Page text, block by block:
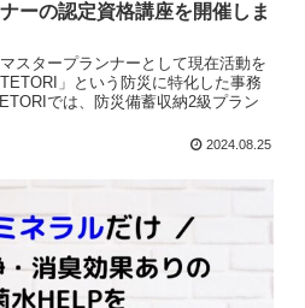
ーの認定資格講座を開催しま
スタープランナーとして現在活動を
」という防災に特化した事務
では、防災備蓄収納2級プラン
2024.08.25